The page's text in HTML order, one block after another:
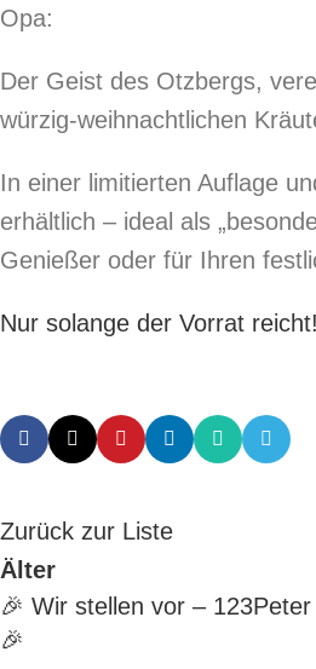
Opa:
Der Geist des Otzbergs,
würzig-weihnachtlichen
In einer limitierten Auflage
erhältlich – ideal als
Genießer oder für Ihren
Nur solange der Vorrat reicht!
Zurück zur Liste
Älter
🎉 Wir stellen vor –
🎉